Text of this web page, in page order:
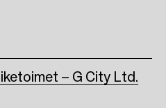
– G City Ltd.